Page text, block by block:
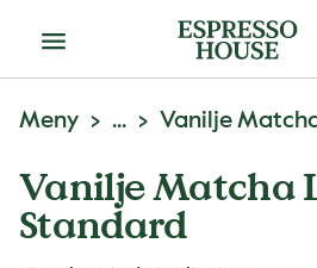
Meny
Meny ... Vanilje
Vanilje Matcha
Standard